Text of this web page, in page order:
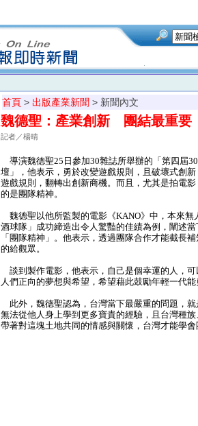
首頁 > 出版產業新聞 > 新聞內文
魏德聖：產業創新 團結最重要
記者／楊晴
導演魏德聖25日參加30雜誌所舉辦的「第四屆
壇」，他表示，勇於改變遊戲規則，且破壞式創
遊戲規則，翻轉出創新商機。而且，尤其是拍電
的是團隊精神。
魏德聖以他所監製的電影《KANO》中，本來無
酒球隊」成功締造出令人驚豔的佳績為例，闡述
「團隊精神」。他表示，透過團隊合作才能截長
的給觀眾。
談到製作電影，他表示，自己是個幸運的人，
人們正向的夢想與希望，希望藉此鼓勵年輕一代
此外，魏德聖認為，台灣當下最嚴重的問題，
無法從他人身上學到更多寶貴的經驗，且台灣種
帶著對這塊土地共同的情感與關懷，台灣才能學